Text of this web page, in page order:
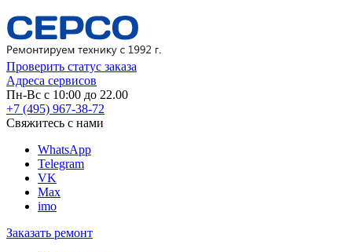
Проверить статус заказа
Адреса сервисов
Пн-Вс с 10:00 до 22.00
+7 (495) 967-38-72
Свяжитесь с нами
WhatsApp
Telegram
VK
Max
imo
Заказать ремонт